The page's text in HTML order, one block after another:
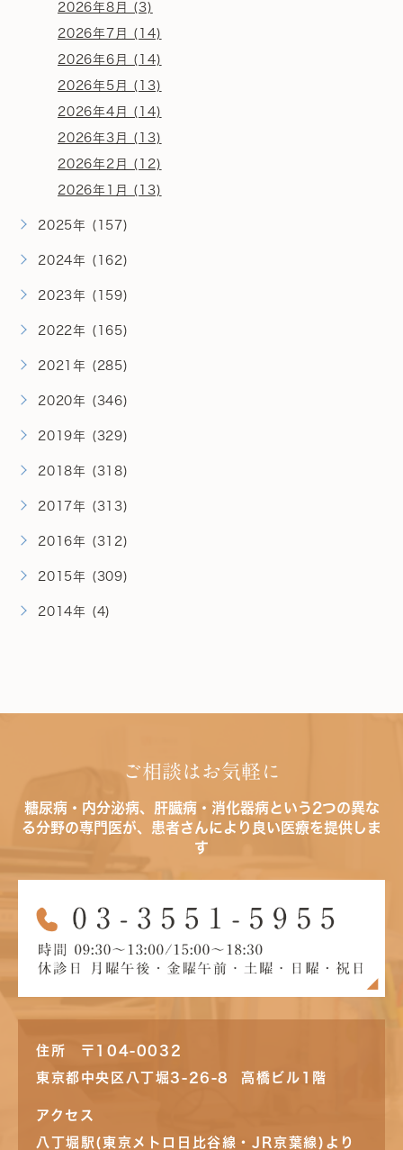
2026年8月 (3)
2026年7月 (14)
2026年6月 (14)
2026年5月 (13)
2026年4月 (14)
2026年3月 (13)
2026年2月 (12)
2026年1月 (13)
2025年 (157)
2024年 (162)
2023年 (159)
2022年 (165)
2021年 (285)
2020年 (346)
2019年 (329)
2018年 (318)
2017年 (313)
2016年 (312)
2015年 (309)
2014年 (4)
ご相談はお気軽に
糖尿病・内分泌病、肝臓病・消化器病という2つの異な
る分野の専門医が、患者さんにより良い医療を提供しま
す
住所 〒104-0032
東京都中央区八丁堀3-26-8 高橋ビル1階
アクセス
八丁堀駅(東京メトロ日比谷線・JR京葉線)より